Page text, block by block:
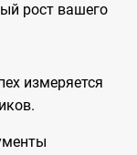
рост вашего
измеряется